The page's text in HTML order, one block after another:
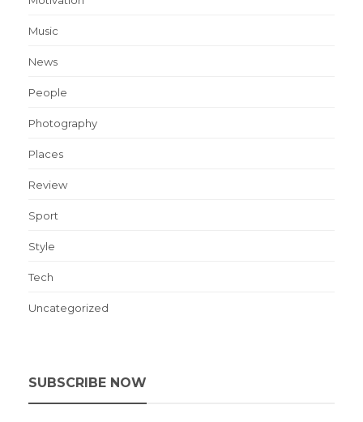
Music
News
People
Photography
Places
Review
Sport
Style
Tech
Uncategorized
SUBSCRIBE NOW